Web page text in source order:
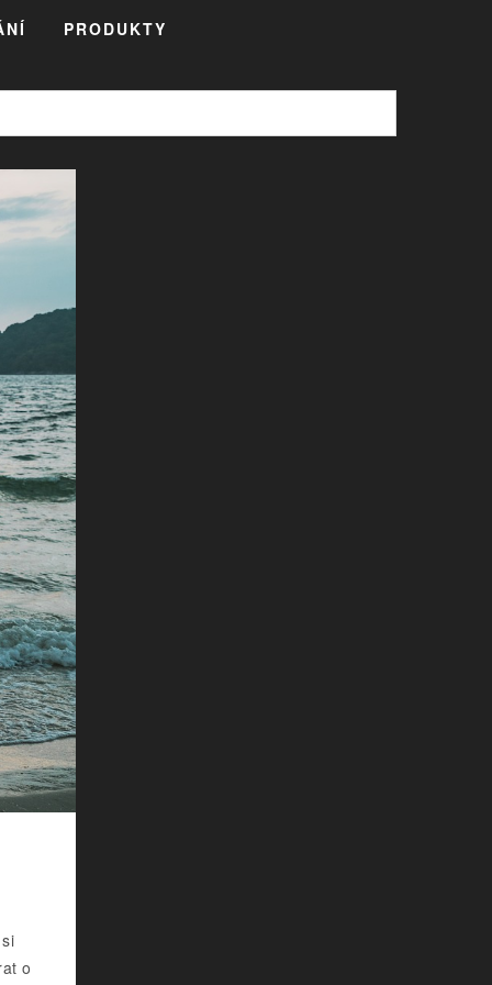
PRODUKTY
o